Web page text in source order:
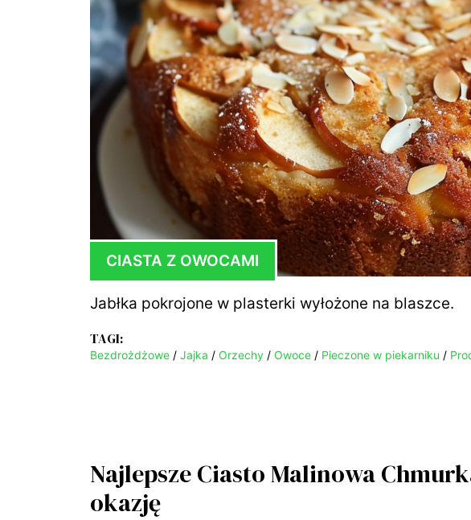
CIASTA Z OWOCAMI
Jabłka pokrojone w plasterki wyłożone na blaszce.
TAGI:
Bezdrożdżowe / Jajka / Orzechy / Owoce / Pieczone w piekarniku /
Najlepsze Ciasto Malinowa
okazję